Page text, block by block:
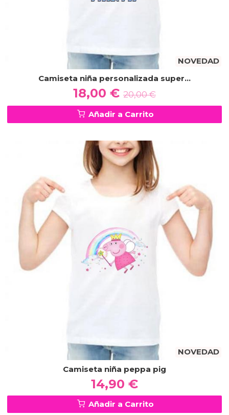
NOVEDAD
Camiseta niña personalizada super...
18,00 € 20,00 €
Añadir a Carrito
NOVEDAD
Camiseta niña peppa pig
14,90 €
Añadir a Carrito